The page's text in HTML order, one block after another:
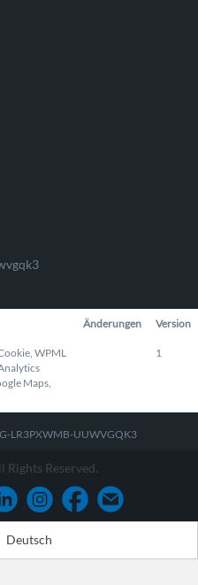
Änderungen Version
, WPML
Maps,
1
LR3PXWMB-UUWVGQK3
Rights Reserved.
Deutsch